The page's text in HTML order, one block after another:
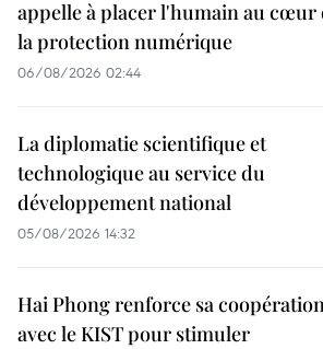
appelle à placer l'humain au cœur
la protection numérique
06/08/2026 02:44
La diplomatie scientifique et
technologique au service du
développement national
05/08/2026 14:32
Hai Phong renforce sa
avec le KIST pour stimuler